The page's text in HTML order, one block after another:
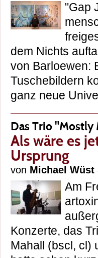
"Gap
dem Nichts
von Barloewen:
Tuschebildern
ganz neue
Das Trio "Mostly
Als wäre es
Ursprung
von Michael Wüst
Am
Konzerte, das
Mahall (bscl, cl)